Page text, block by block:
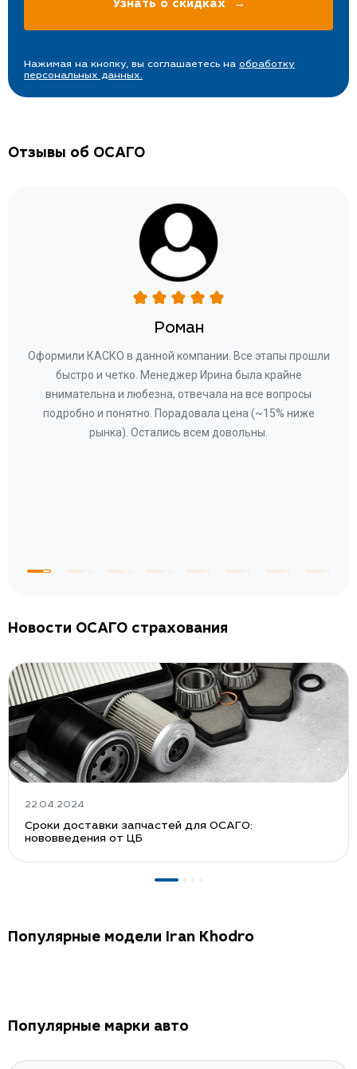
Нажимая на кнопку, вы соглашаетесь на обработку
персональных данных.
Отзывы об ОСАГО
Роман
Оформили КАСКО в данной компании. Все этапы прошли
быстро и четко. Менеджер Ирина была крайне
внимательна и любезна, отвечала на все вопросы
подробно и понятно. Порадовала цена (~15% ниже
рынка). Остались всем довольны.
Новости ОСАГО страхования
22.04.2024
Сроки доставки запчастей для ОСАГО:
нововведения от ЦБ
Популярные модели Iran Khodro
Популярные марки авто